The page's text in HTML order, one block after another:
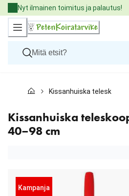
Skip
to
Content
Nyt ilmainen toimitus ja palautus!
Kissat
Eläinlääkäriruoat
Tuotemerkit
Uutuudet
Kissanhuiska
Kissanhuiska
40–98 cm
Kampanja